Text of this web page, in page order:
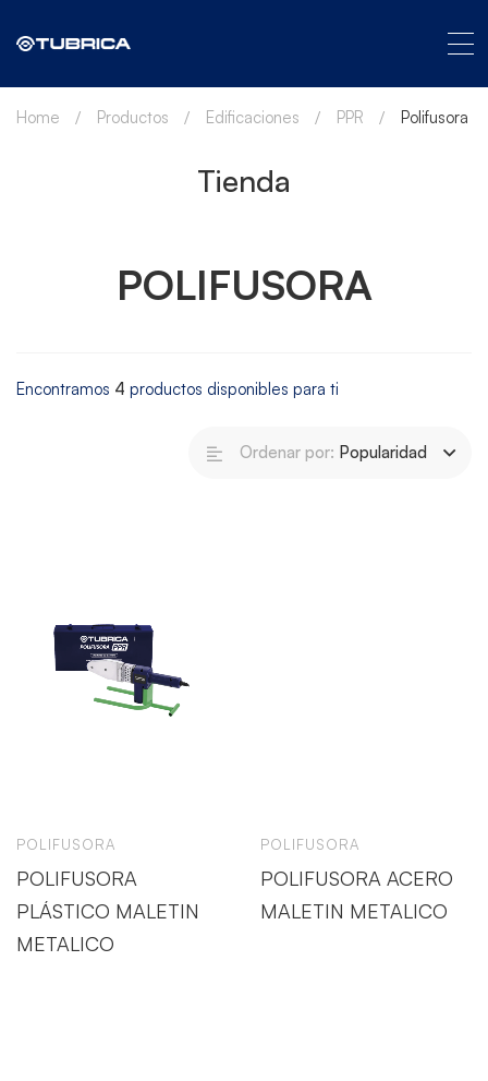
Tienda
Home Productos Edificaciones PPR Polifusora
POLIFUSORA
Encontramos 4 productos disponibles para ti
Ordenar por: Popularidad
POLIFUSORA
POLIFUSORA
PLÁSTICO MALETIN
METALICO
POLIFUSORA
POLIFUSORA ACERO
MALETIN METALICO